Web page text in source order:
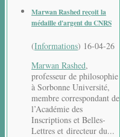
Marwan Rashed reçoit la
médaille d'argent du CNRS
(Informations) 16-04-26
Marwan Rashed,
professeur de philosophie
à Sorbonne Université,
membre correspondant de
l’Académie des
Inscriptions et Belles-
Lettres et directeur du...